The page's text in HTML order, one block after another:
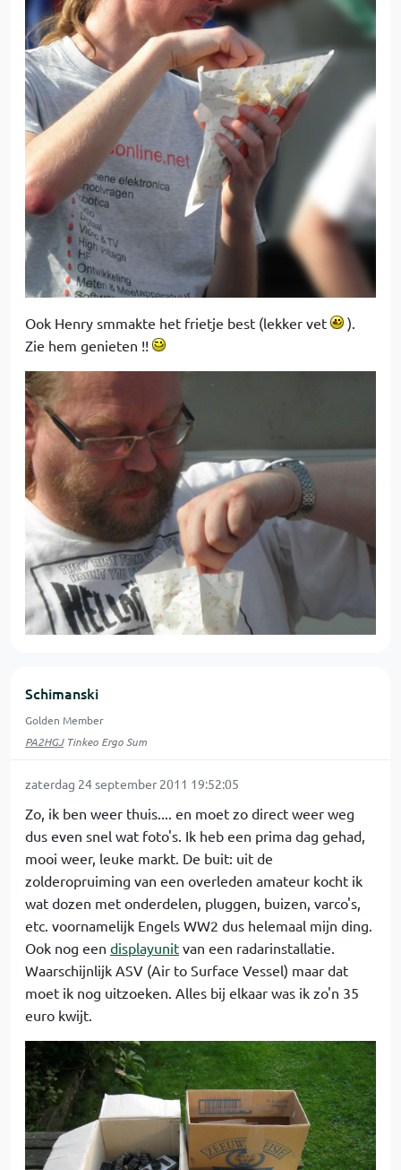
Ook Henry smmakte het frietje best (lekker vet
).
Zie hem genieten !!
Schimanski
Golden Member
PA2HGJTinkeo Ergo Sum
zaterdag 24 september 2011 19:52:05
Zo, ik ben weer thuis.... en moet zo direct weer weg
dus even snel wat foto's. Ik heb een prima dag gehad,
mooi weer, leuke markt. De buit: uit de
zolderopruiming van een overleden amateur kocht ik
wat dozen met onderdelen, pluggen, buizen, varco's,
etc. voornamelijk Engels WW2 dus helemaal mijn ding.
Ook nog een displayunit van een radarinstallatie.
Waarschijnlijk ASV (Air to Surface Vessel) maar dat
moet ik nog uitzoeken. Alles bij elkaar was ik zo'n 35
euro kwijt.